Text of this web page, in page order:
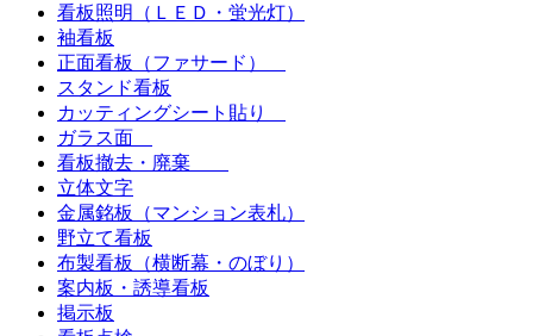
看板照明（ＬＥＤ・蛍光灯）
袖看板
正面看板（ファサード）
スタンド看板
カッティングシート貼り
ガラス面
看板撤去・廃棄
立体文字
金属銘板（マンション表札）
野立て看板
布製看板（横断幕・のぼり）
案内板・誘導看板
掲示板